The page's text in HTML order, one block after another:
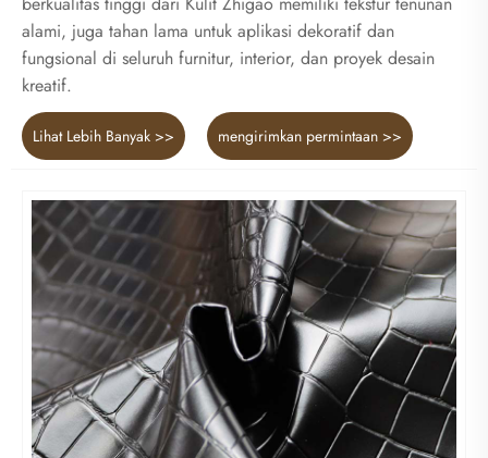
alami, juga tahan lama untuk aplikasi dekoratif dan
fungsional di seluruh furnitur, interior, dan proyek desain
kreatif.
Lihat Lebih Banyak >> mengirimkan permintaan >>